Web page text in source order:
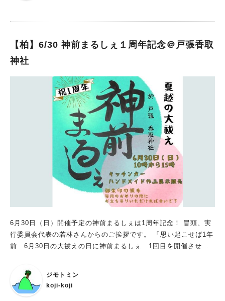
の穢れを祓い、無病息災を祈るため、茅や藁を束ねた茅の輪ちの
（土）午後5時よりこの夏越の大祓が斎行されますので、上半期
の穢れを落として身を清め、下半期の疾病厄災除を祈念して参列
してはいかがでしょう。 （初穂料千円。茅の輪守りを授与）
【柏】6/30 神前まるしぇ１周年記念＠戸張香取
神社
6月30日（日）開催予定の神前まるしぇは1周年記念！ 冒頭、実
行委員会代表の若林さんからのご挨拶です。 「思い起こせば1年
前 6月30日の大祓えの日に神前まるしぇ 1回目を開催させて
できました 神社関係各位のご協力、出店いただいたみなさん、
またお足運び、お気持ちを寄せいていただけたあなたのおかげで
す😊 ありがとうございます 今年も6月30日 参道いっぱいの出
ジモトミン
koji-koji